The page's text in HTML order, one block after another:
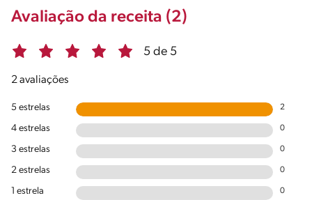
Avaliação da receita (2)
5 de 5
2 avaliações
5 estrelas 2
4 estrelas 0
3 estrelas 0
2 estrelas 0
1 estrela 0